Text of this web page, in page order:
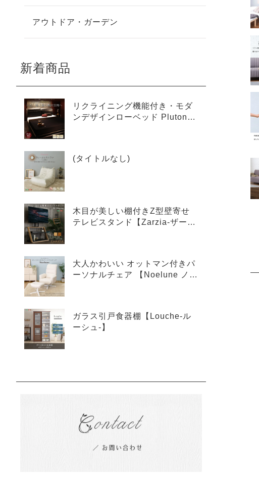
アウトドア・ガーデン
新着商品
リクライニング機能付き・モダ
ンデザインローベッド Plutone
(タイトルなし)
木目が美しい棚付きZ型壁寄せ
テレビスタンド【Zarzia-ザージ
大人かわいい オットマン付きパ
ーソナルチェア 【Noelune ノエ
ガラス引戸食器棚【Louche-ル
ーシュ-】